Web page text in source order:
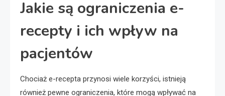
Jakie są ograniczenia e-
recepty i ich wpływ na
pacjentów
Chociaż e-recepta przynosi wiele korzyści, istnieją
również pewne ograniczenia, które mogą wpływać na